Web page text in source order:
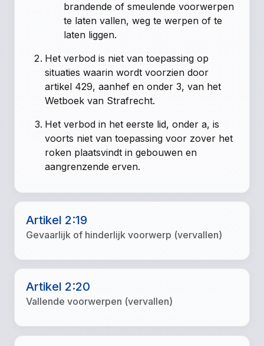
brandende of smeulende voorwerpen
te laten vallen, weg te werpen of te
laten liggen.
Het verbod is niet van toepassing op
situaties waarin wordt voorzien door
artikel 429, aanhef en onder 3, van het
Wetboek van Strafrecht.
Het verbod in het eerste lid, onder a, is
voorts niet van toepassing voor zover het
roken plaatsvindt in gebouwen en
aangrenzende erven.
Artikel 2:19
Gevaarlijk of hinderlijk voorwerp (vervallen)
Artikel 2:20
Vallende voorwerpen (vervallen)